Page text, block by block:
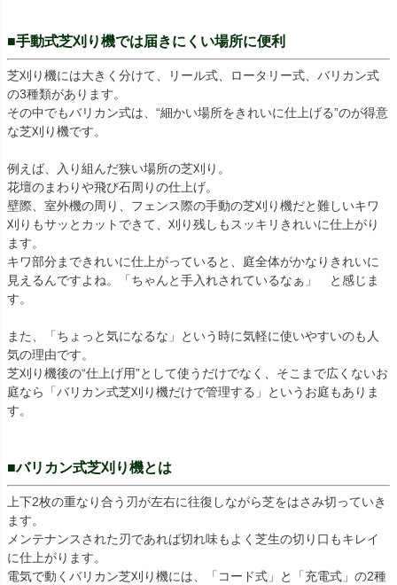
■手動式芝刈り機では届きにくい場所に便利
芝刈り機には大きく分けて、リール式、ロータリー式、バリカン式
の3種類があります。
その中でもバリカン式は、“細かい場所をきれいに仕上げる”のが得意
な芝刈り機です。
例えば、入り組んだ狭い場所の芝刈り。
花壇のまわりや飛び石周りの仕上げ。
壁際、室外機の周り、フェンス際の手動の芝刈り機だと難しいキワ
刈りもサッとカットできて、刈り残しもスッキリきれいに仕上がり
ます。
キワ部分まできれいに仕上がっていると、庭全体がかなりきれいに
見えるんですよね。「ちゃんと手入れされているなぁ」 と感じま
す。
また、「ちょっと気になるな」という時に気軽に使いやすいのも人
気の理由です。
芝刈り機後の“仕上げ用”として使うだけでなく、そこまで広くないお
庭なら「バリカン式芝刈り機だけで管理する」というお庭もありま
す。
■バリカン式芝刈り機とは
上下2枚の重なり合う刃が左右に往復しながら芝をはさみ切っていき
ます。
メンテナンスされた刃であれば切れ味もよく芝生の切り口もキレイ
に仕上がります。
電気で動くバリカン芝刈り機には、「コード式」と「充電式」の2種